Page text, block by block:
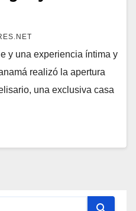
y una experiencia íntima y
realizó la apertura
una exclusiva casa